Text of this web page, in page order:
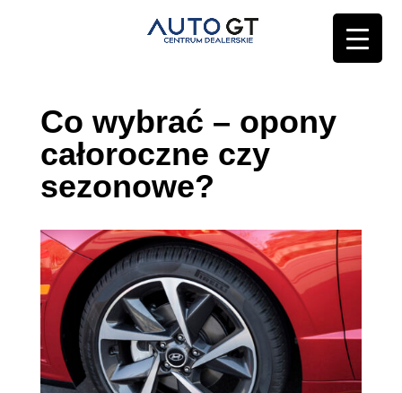
Co wybrać – opony
całoroczne czy
sezonowe?